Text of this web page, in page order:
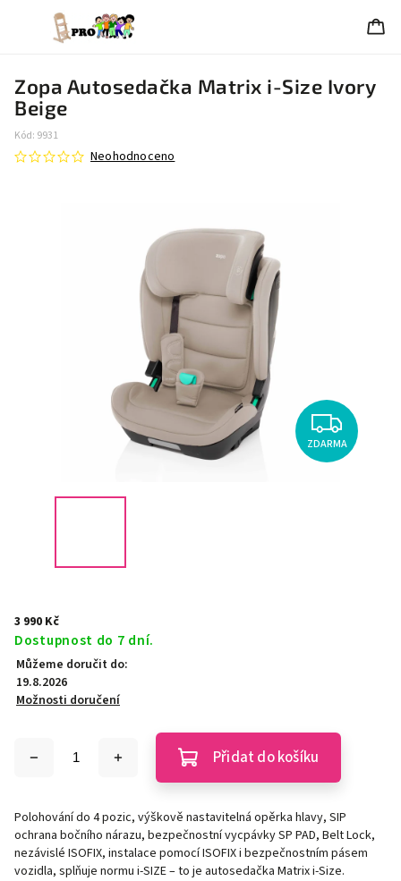
Zopa Autosedačka Matrix i-Size Ivory
Beige
Kód: 9931
Neohodnoceno
ZDARMA
3 990 Kč
Dostupnost do 7 dní.
Můžeme doručit do:
19.8.2026
Možnosti doručení
Přidat do košíku
Polohování do 4 pozic, výškově nastavitelná opěrka hlavy, SIP
ochrana bočního nárazu, bezpečnostní vycpávky SP PAD, Belt Lock,
nezávislé ISOFIX, instalace pomocí ISOFIX i bezpečnostním pásem
vozidla, splňuje normu i-SIZE – to je autosedačka Matrix i-Size.